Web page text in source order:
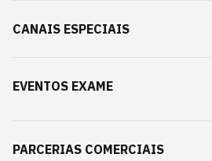
CANAIS ESPECIAIS
EVENTOS EXAME
PARCERIAS COMERCIAIS